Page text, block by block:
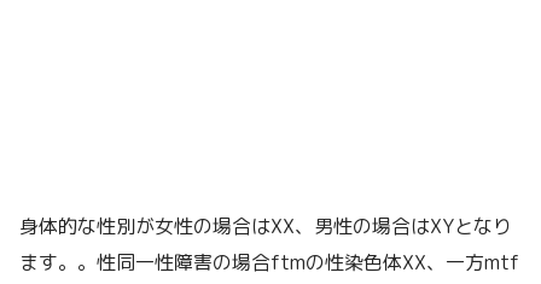
身体的な性別が女性の場合はXX、男性の場合はXYとなり
ます。。性同一性障害の場合ftmの性染色体XX、一方mtf